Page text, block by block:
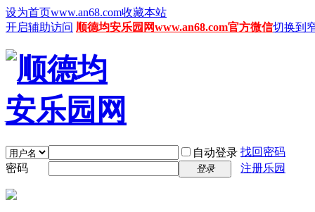
设为首页www.an68.com收藏本站
开启辅助访问 顺德均安乐园网www.an68.com官方微信切换到
自动登录 找回密码
密码
登录 注册乐园